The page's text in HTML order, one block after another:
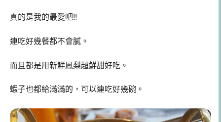
真的是我的最愛吧!!
連吃好幾餐都不會膩。
而且都是用新鮮鳳梨超鮮甜好吃。
蝦子也都給滿滿的，可以連吃好幾碗。